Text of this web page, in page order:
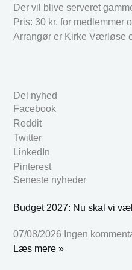
Der vil blive serveret
Pris: 30 kr. for medlemmer
Arrangør er Kirke Værløse
Del nyhed
Facebook
Reddit
Twitter
LinkedIn
Pinterest
Seneste nyheder
Budget 2027: Nu skal vi
07/08/2026 Ingen
Læs mere »